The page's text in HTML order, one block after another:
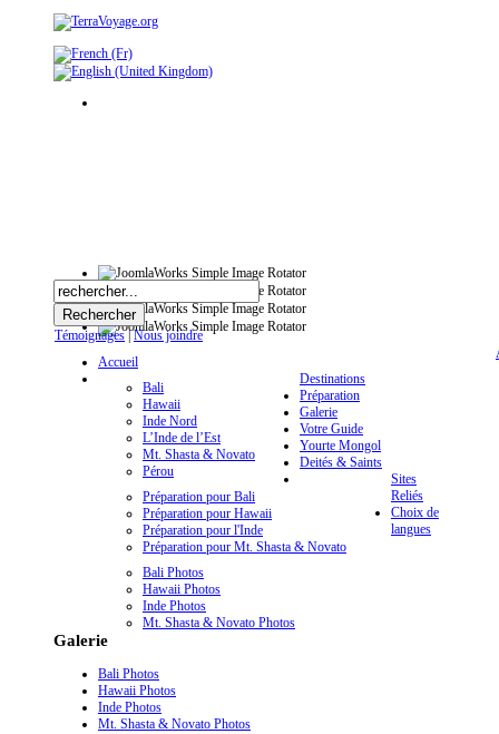
Témoignages|Nous joindre
Accueil
Destinations
Bali
Hawaii
Inde Nord
L’Inde de l’Est
Mt. Shasta & Novato
Pérou
Préparation
Préparation pour Bali
Préparation pour Hawaii
Préparation pour l'Inde
Préparation pour Mt. Shasta & Novato
Galerie
Bali Photos
Hawaii Photos
Inde Photos
Mt. Shasta & Novato Photos
Votre Guide
Yourte Mongol
Deités & Saints
Sites
Reliés
Choix de
langues
Galerie
Bali Photos
Hawaii Photos
Inde Photos
Mt. Shasta & Novato Photos